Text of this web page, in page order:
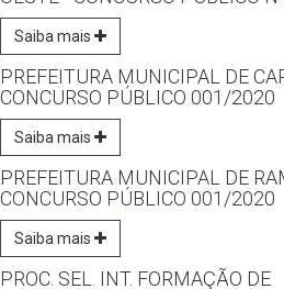
Saiba mais
PREFEITURA MUNICIPAL DE
CONCURSO PÚBLICO 001/2020
Saiba mais
PREFEITURA MUNICIPAL DE
CONCURSO PÚBLICO 001/2020
Saiba mais
PROC. SEL. INT. FORMAÇÃO DE